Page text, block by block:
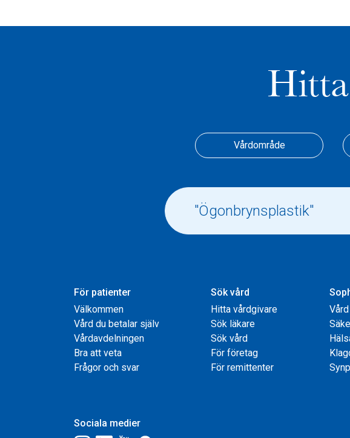
Vårdområde
För patienter
Välkommen
Vård du betalar själv
Vårdavdelningen
Bra att veta
Frågor och svar
Sök vård
Hitta vårdgivare
Sök läkare
Sök vård
För företag
För remittenter
Sociala medier